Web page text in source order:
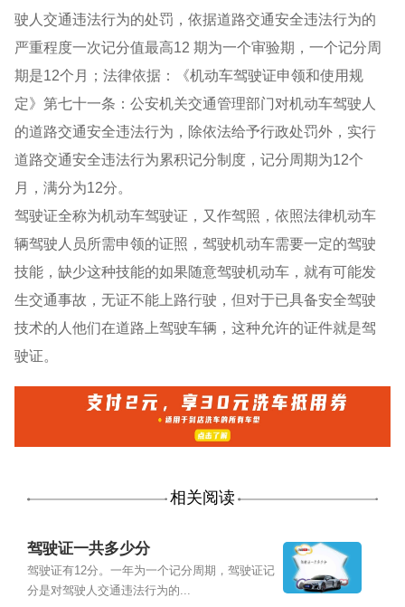
驶人交通违法行为的处罚，依据道路交通安全违法行为的
严重程度一次记分值最高12 期为一个审验期，一个记分周
期是12个月；法律依据：《机动车驾驶证申领和使用规
定》第七十一条：公安机关交通管理部门对机动车驾驶人
的道路交通安全违法行为，除依法给予行政处罚外，实行
道路交通安全违法行为累积记分制度，记分周期为12个
月，满分为12分。
驾驶证全称为机动车驾驶证，又作驾照，依照法律机动车
辆驾驶人员所需申领的证照，驾驶机动车需要一定的驾驶
技能，缺少这种技能的如果随意驾驶机动车，就有可能发
生交通事故，无证不能上路行驶，但对于已具备安全驾驶
技术的人他们在道路上驾驶车辆，这种允许的证件就是驾
驶证。
相关阅读
驾驶证一共多少分
驾驶证有12分。一年为一个记分周期，驾驶证记
分是对驾驶人交通违法行为的...